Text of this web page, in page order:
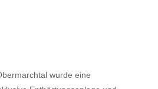
wurde eine